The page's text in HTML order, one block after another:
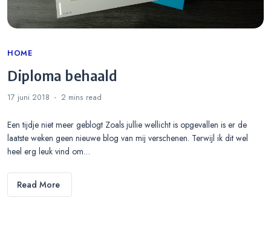
Categories
HOME
Diploma behaald
17 juni 2018 2 mins read
Een tijdje niet meer geblogt Zoals jullie wellicht is opgevallen is er de
laatste weken geen nieuwe blog van mij verschenen. Terwijl ik dit wel
heel erg leuk vind om…
Read More